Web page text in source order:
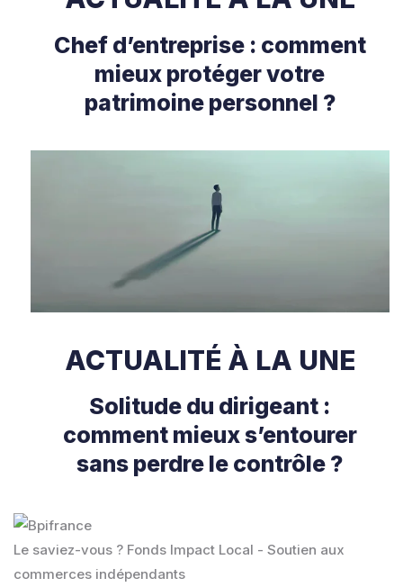
Chef d’entreprise : comment
mieux protéger votre
patrimoine personnel ?
ACTUALITÉ À LA UNE
Solitude du dirigeant :
comment mieux s’entourer
sans perdre le contrôle ?
Le saviez-vous ? Fonds Impact Local - Soutien aux
commerces indépendants